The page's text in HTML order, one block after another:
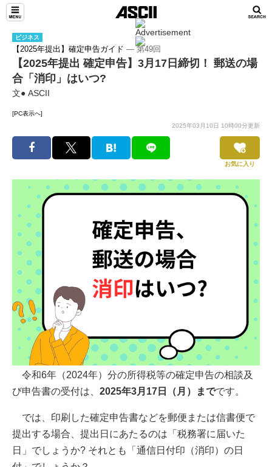
ビジネス
【2025年提出】確定申告ガイド ― 第49回
【2025年提出 確定申告】3月17日締切！ 郵送の場
合「消印」はいつ?
文● ASCII
[PC表示へ]
2025年03月10日 10時00分更新
お気に入り
令和6年（2024年）分の所得税等の確定申告の相談及
び申告書の受付は、 2025年3月17日（月）までです。
では、印刷した確定申告書などを郵便または信書便で
提出する場合、提出日にあたるのは「税務署に届いた
日」でしょうか? それとも「通信日付印（消印）の日